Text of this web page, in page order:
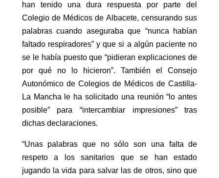
han tenido una dura respuesta por parte del
Colegio de Médicos de Albacete, censurando sus
palabras cuando aseguraba que “nunca habían
faltado respiradores” y que si a algún paciente no
se le había puesto que “pidieran explicaciones de
por qué no lo hicieron”. También el Consejo
Autonómico de Colegios de Médicos de Castilla-
La Mancha le ha solicitado una reunión “lo antes
posible” para “intercambiar impresiones” tras
dichas declaraciones.
“Unas palabras que no sólo son una falta de
respeto a los sanitarios que se han estado
jugando la vida para salvar las de otros, sino que